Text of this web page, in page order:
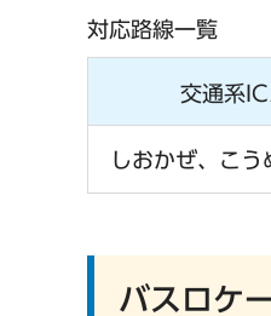
対応路線一覧
交通系
しおかぜ、こ
バスロケ